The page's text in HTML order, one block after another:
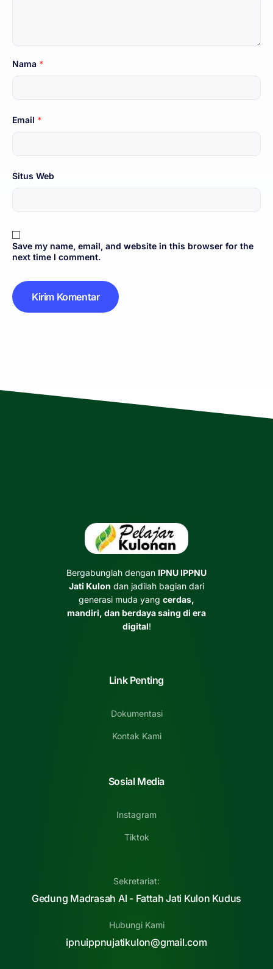
Nama *
Email *
Situs Web
Save my name, email, and website in this browser for the
next time I comment.
Bergabunglah dengan IPNU IPPNU
Jati Kulon dan jadilah bagian dari
generasi muda yang cerdas,
mandiri, dan berdaya saing di era
digital!
Link Penting
Dokumentasi
Kontak Kami
Sosial Media
Instagram
Tiktok
Sekretariat:
Gedung Madrasah Al - Fattah Jati Kulon Kudus
Hubungi Kami
ipnuippnujatikulon@gmail.com